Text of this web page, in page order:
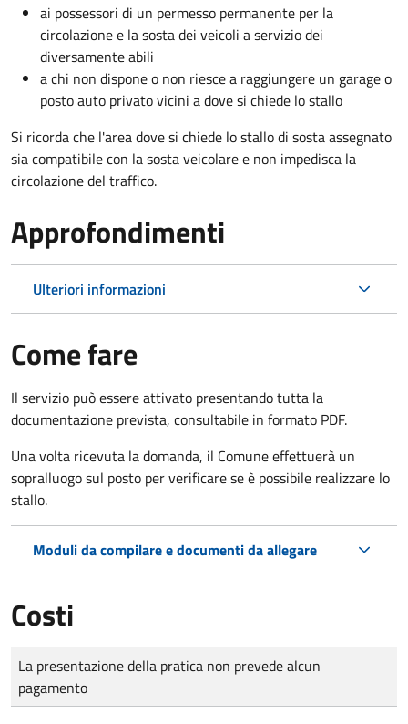
ai possessori di un permesso permanente per la
circolazione e la sosta dei veicoli a servizio dei
diversamente abili
a chi non dispone o non riesce a raggiungere un garage o
posto auto privato vicini a dove si chiede lo stallo
Si ricorda che l'area dove si chiede lo stallo di sosta assegnato
sia compatibile con la sosta veicolare e non impedisca la
circolazione del traffico.
Approfondimenti
Ulteriori informazioni
Come fare
Il servizio può essere attivato presentando tutta la
documentazione prevista, consultabile in formato PDF.
Una volta ricevuta la domanda, il Comune effettuerà un
sopralluogo sul posto per verificare se è possibile realizzare lo
stallo.
Moduli da compilare e documenti da allegare
Costi
Tipo di pagamento
Importo
La presentazione della pratica non prevede alcun
pagamento